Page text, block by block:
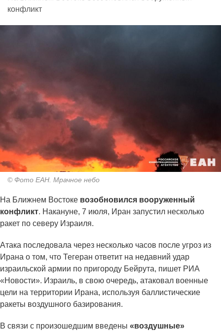
конфликт
© Фото ЕАН. Мрачное небо
На Ближнем Востоке возобновился вооруженный
конфликт. Накануне, 7 июля, Иран запустил несколько
ракет по северу Израиля.
Атака последовала через несколько часов после угроз из
Ирана о том, что Тегеран ответит на недавний удар
израильской армии по пригороду Бейрута, пишет РИА
«Новости». Израиль, в свою очередь, атаковал военные
цели на территории Ирана, используя баллистические
ракеты воздушного базирования.
В связи с произошедшим введены «воздушные»